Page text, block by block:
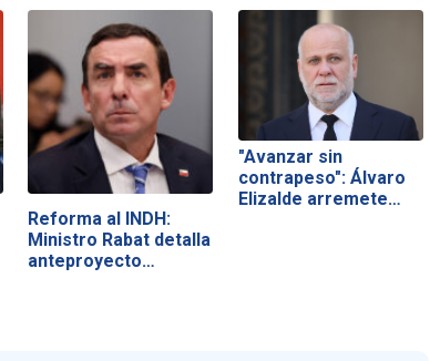
Reforma al INDH:
Ministro Rabat detalla
anteproyecto…
"Avanzar sin
contrapeso": Álvaro
Elizalde arremete…